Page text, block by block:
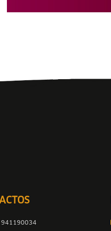
941190034